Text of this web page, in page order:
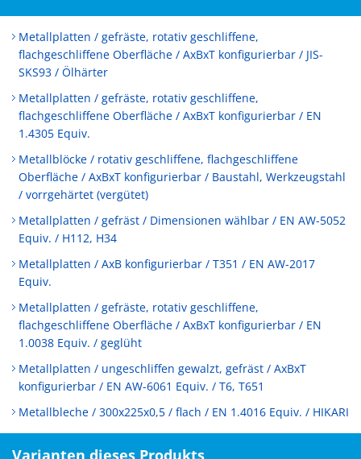
Metallplatten / gefräste, rotativ geschliffene,
flachgeschliffene Oberfläche / AxBxT konfigurierbar / JIS-
SKS93 / Ölhärter
Metallplatten / gefräste, rotativ geschliffene,
flachgeschliffene Oberfläche / AxBxT konfigurierbar / EN
1.4305 Equiv.
Metallblöcke / rotativ geschliffene, flachgeschliffene
Oberfläche / AxBxT konfigurierbar / Baustahl, Werkzeugstahl
/ vorrgehärtet (vergütet)
Metallplatten / gefräst / Dimensionen wählbar / EN AW-5052
Equiv. / H112, H34
Metallplatten / AxB konfigurierbar / T351 / EN AW-2017
Equiv.
Metallplatten / gefräste, rotativ geschliffene,
flachgeschliffene Oberfläche / AxBxT konfigurierbar / EN
1.0038 Equiv. / geglüht
Metallplatten / ungeschliffen gewalzt, gefräst / AxBxT
konfigurierbar / EN AW-6061 Equiv. / T6, T651
Metallbleche / 300x225x0,5 / flach / EN 1.4016 Equiv. / HIKARI
Varianten dieses Produkts